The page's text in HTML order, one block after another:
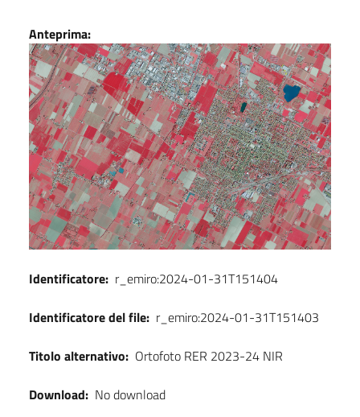
Dati
Anteprima:
Identificatore: r_emiro:2024-01-31T151404
Identificatore del file: r_emiro:2024-01-31T151403
Titolo alternativo: Ortofoto RER 2023-24 NIR
Download: No download